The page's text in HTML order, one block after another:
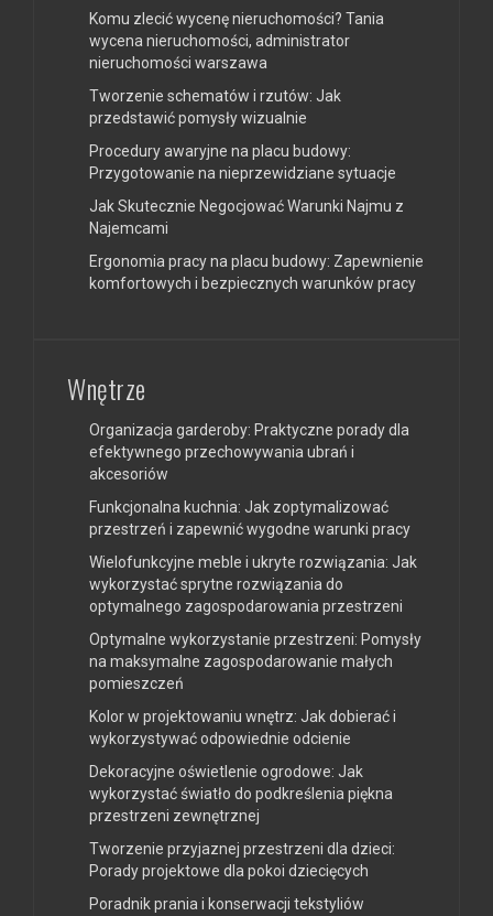
Komu zlecić wycenę nieruchomości? Tania
wycena nieruchomości, administrator
nieruchomości warszawa
Tworzenie schematów i rzutów: Jak
przedstawić pomysły wizualnie
Procedury awaryjne na placu budowy:
Przygotowanie na nieprzewidziane sytuacje
Jak Skutecznie Negocjować Warunki Najmu z
Najemcami
Ergonomia pracy na placu budowy: Zapewnienie
komfortowych i bezpiecznych warunków pracy
Wnętrze
Organizacja garderoby: Praktyczne porady dla
efektywnego przechowywania ubrań i
akcesoriów
Funkcjonalna kuchnia: Jak zoptymalizować
przestrzeń i zapewnić wygodne warunki pracy
Wielofunkcyjne meble i ukryte rozwiązania: Jak
wykorzystać sprytne rozwiązania do
optymalnego zagospodarowania przestrzeni
Optymalne wykorzystanie przestrzeni: Pomysły
na maksymalne zagospodarowanie małych
pomieszczeń
Kolor w projektowaniu wnętrz: Jak dobierać i
wykorzystywać odpowiednie odcienie
Dekoracyjne oświetlenie ogrodowe: Jak
wykorzystać światło do podkreślenia piękna
przestrzeni zewnętrznej
Tworzenie przyjaznej przestrzeni dla dzieci:
Porady projektowe dla pokoi dziecięcych
Poradnik prania i konserwacji tekstyliów